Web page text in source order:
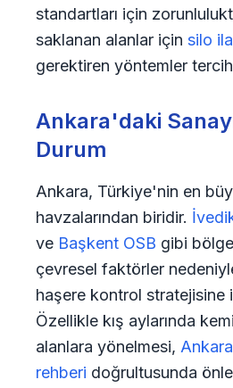
standartları için
saklanan alanlar için silo
gerektiren yöntemler
Ankara'daki
Durum
Ankara, Türkiye'nin en
havzalarından biridir.
ve Başkent OSB gibi
çevresel faktörler
haşere kontrol stratejisine
Özellikle kış aylarında
alanlara yönelmesi,
rehberi doğrultusunda